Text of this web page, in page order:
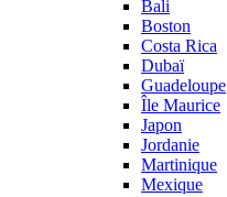
Bali
Boston
Costa Rica
Dubaï
Guadeloupe
Île Maurice
Japon
Jordanie
Martinique
Mexique